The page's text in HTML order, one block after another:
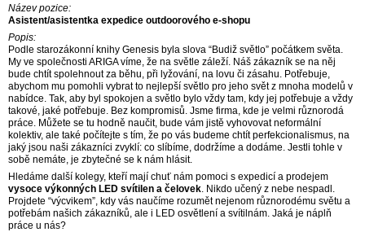
Název pozice:
Asistent/asistentka expedice outdoorového e-shopu
Popis:
Podle starozákonní knihy Genesis byla slova “Budiž světlo” počátkem světa.
My ve společnosti ARIGA víme, že na světle záleží. Náš zákazník se na něj
bude chtít spolehnout za běhu, při lyžování, na lovu či zásahu. Potřebuje,
abychom mu pomohli vybrat to nejlepší světlo pro jeho svět z mnoha modelů v
nabídce. Tak, aby byl spokojen a světlo bylo vždy tam, kdy jej potřebuje a vždy
takové, jaké potřebuje. Bez kompromisů. Jsme firma, kde je velmi různorodá
práce. Můžete se tu hodně naučit, bude vám jistě vyhovovat neformální
kolektiv, ale také počítejte s tím, že po vás budeme chtít perfekcionalismus, na
jaký jsou naši zákazníci zvyklí: co slíbíme, dodržíme a dodáme. Jestli tohle v
sobě nemáte, je zbytečné se k nám hlásit.
Hledáme další kolegy, kteří mají chuť nám pomoci s expedicí a prodejem
vysoce výkonných LED svítilen a čelovek. Nikdo učený z nebe nespadl.
Projdete “výcvikem”, kdy vás naučíme rozumět nejenom různorodému světu a
potřebám našich zákazníků, ale i LED osvětlení a svítilnám. Jaká je náplň
práce u nás?